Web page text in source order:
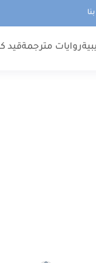
روايات مترجمةقيد